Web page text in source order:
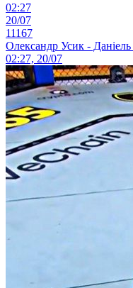
02:27
20/07
11167
Олександр Усик -
02:27, 20/07